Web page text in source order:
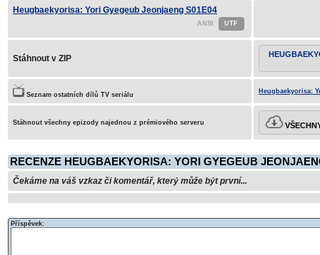
Heugbaekyorisa: Yori Gyegeub Jeonjaeng S01E04
Stáhnout v ZIP
Seznam ostatních dílů TV seriálu Heugbaekyorisa:
Stáhnout všechny epizody najednou z prémiového serveru
RECENZE HEUGBAEKYORISA: YORI GYEGEUB
Čekáme na váš vzkaz či komentář, který může být první...
Příspěvek: